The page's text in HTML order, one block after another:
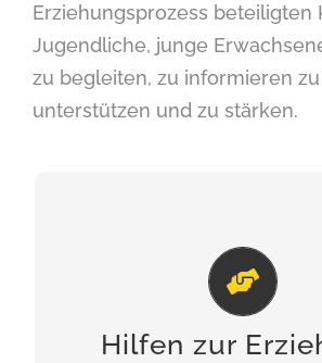
Erziehungsprozess beteiligten
Jugendliche, junge
zu begleiten, zu informieren
unterstützen und zu stärken.
Hilfen zur
Kinder brauchen unsere
Fürsorge, weil sie unsere
(Sir Peter Ustinov)